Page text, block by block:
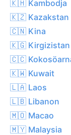
🇰🇭 Kambodja
🇰🇿 Kazakstan
🇨🇳 Kina
🇰🇬 Kirgizistan
🇨🇨
🇰🇼 Kuwait
🇱🇦 Laos
🇱🇧 Libanon
🇲🇴 Macao
🇲🇾 Malaysia